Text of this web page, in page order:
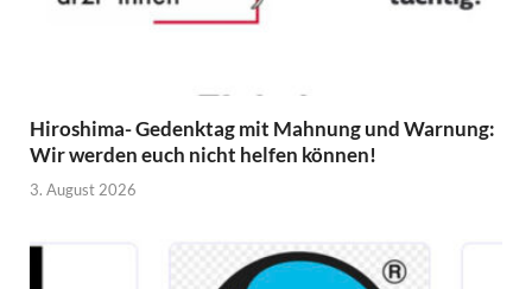
Hiroshima- Gedenktag mit Mahnung und Warnung:
Wir werden euch nicht helfen können!
3. August 2026